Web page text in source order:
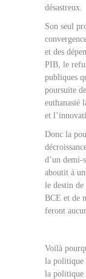
désastreux.
Son seul
et des
PIB, le
publiques
poursuite
euthanasié
et
Donc la
d’un demi-
aboutit à
le destin
BCE et de
feront
Voilà
la politique
la politique